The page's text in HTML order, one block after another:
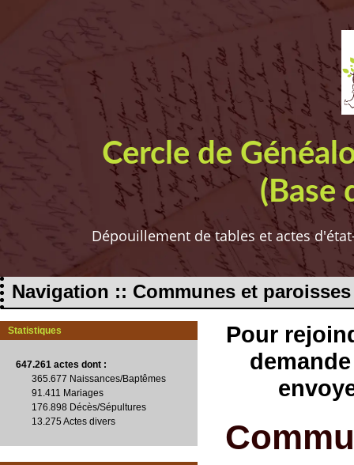
Cercle de
(Base
Dépouillement de tables et actes
Navigation :: Communes et paroisses
Statistiques
647.261 actes dont :
365.677 Naissances/Baptêmes
91.411 Mariages
176.898 Décès/Sépultures
13.275 Actes divers
Pour